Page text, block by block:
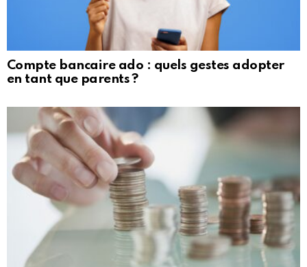
Compte bancaire ado : quels gestes adopter
en tant que parents ?